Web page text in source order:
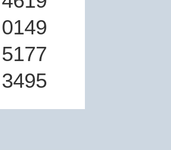
0149
5177
3495